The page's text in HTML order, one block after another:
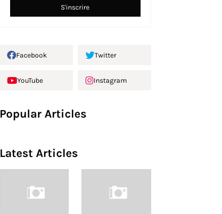
Facebook Twitter
YouTube Instagram
Popular Articles
Latest Articles